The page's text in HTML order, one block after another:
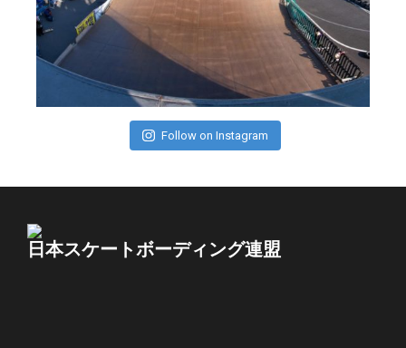
Follow on Instagram
日本スケートボーディング連盟